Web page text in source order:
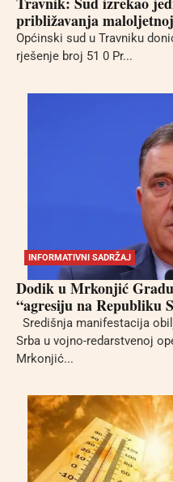
približavanja
Općinski sud u Travniku
rješenje broj 51 0 Pr...
INFORMATIVNI SADRŽAJ
Dodik u Mrkonjić
“agresiju na Republiku
Središnja manifestacija
Srba u vojno-redarstvenoj
Mrkonjić...